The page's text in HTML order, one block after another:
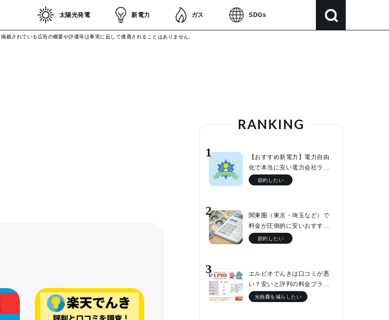
太陽光発電 新電力 ガス SDGs
載されている広告の概要や評価等は事実に反して優遇されることはありません。
RANKING
1
【おすすめ新電力】電力自由
化で本当に安い電力会社ラ…
節約したい
2
関東圏（東京・埼玉など）で
料金が圧倒的に安いおすす…
節約したい
3
エルピオでんきは口コミが悪
い？安いと評判の料金プラ…
光熱費を減らしたい